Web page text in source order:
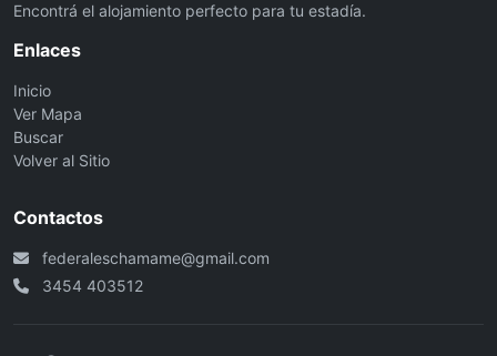
Encontrá el alojamiento perfecto para tu estadía.
Enlaces
Inicio
Ver Mapa
Buscar
Volver al Sitio
Contactos
federaleschamame@gmail.com
3454 403512